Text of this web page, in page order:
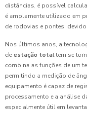
distâncias, é possível
é amplamente utilizado em
de rodovias e pontes,
Nos últimos anos, a
de estação totaltem se
combina as funções de um
permitindo a medição de
equipamento é capaz de
processamento e a análise
especialmente útil em